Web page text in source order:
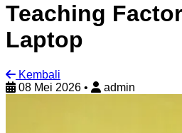
Teaching
Laptop
Kembali
08 Mei 2026 • admin